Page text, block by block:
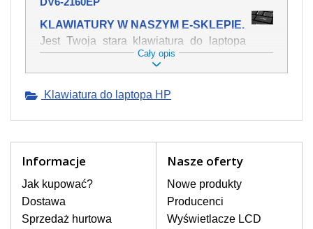
KLAWIATURY W NASZYM E-SKLEPIE.
Jest Twoja stara klawiatura do laptopa
HP Pavilion dv6-2160ep mechanicznie
uszkodzona, polałeś ją płynem, który
swojej pozycji? Kup nową klawiaturę,
Oferujemy oryginalne klawiatury w
stronie internetowej ją znajdziesz za
pomocy wyszukiwarki. Wystarczy znać
model laptopa. Przy każdej klawiaturze
nie może brakować szczególowe zdjęcie
do aktualnego stanu naszego magazynu.
Cały opis
Klawiatura do laptopa HP
Informacje
Jak kupować?
Dostawa
Sprzedaż hurtowa
Nasze oferty
Nowe produkty
Producenci
Wyświetlacze LCD